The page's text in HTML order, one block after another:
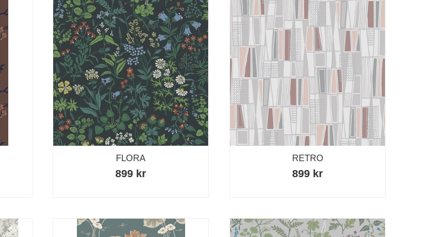
FLORA
899 kr
RETRO
899 kr